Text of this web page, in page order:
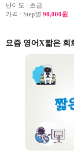
난이도 : 초급
가격 : Step별 90,000원
요즘 영어X짧은 회